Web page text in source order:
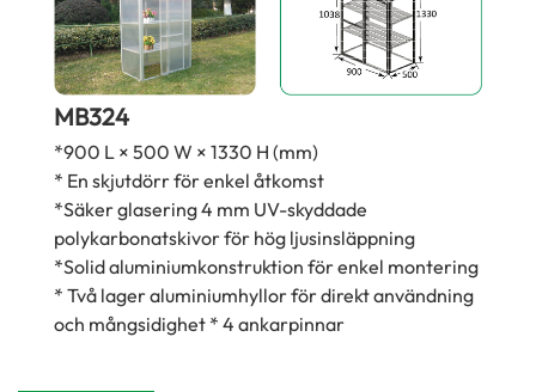
MB324
*900 L × 500 W × 1330 H (mm)
* En skjutdörr för enkel åtkomst
*Säker glasering 4 mm UV-skyddade
polykarbonatskivor för hög ljusinsläppning
*Solid aluminiumkonstruktion för enkel montering
* Två lager aluminiumhyllor för direkt användning
och mångsidighet * 4 ankarpinnar